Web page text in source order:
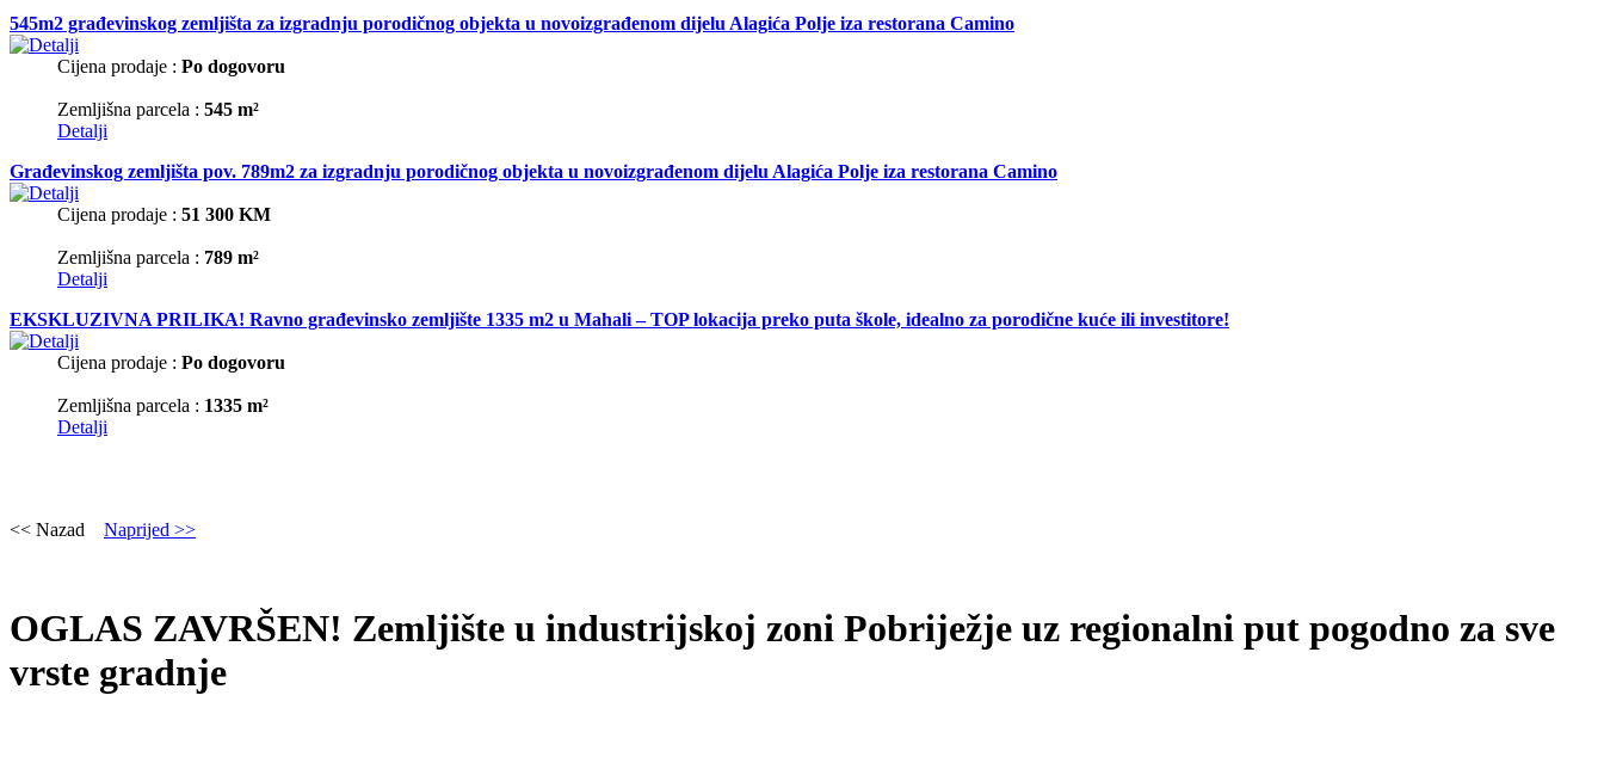
545m2 građevinskog zemljišta za izgradnju porodičnog objekta u novoizgrađenom dijelu Alagića Polje iza restorana Camino
Cijena prodaje : Po dogovoru
Zemljišna parcela : 545 m²
Detalji
Građevinskog zemljišta pov. 789m2 za izgradnju porodičnog objekta u novoizgrađenom dijelu Alagića Polje iza restorana Camino
Cijena prodaje : 51 300 KM
Zemljišna parcela : 789 m²
Detalji
EKSKLUZIVNA PRILIKA! Ravno građevinsko zemljište 1335 m2 u Mahali – TOP lokacija preko puta škole, idealno za porodične kuće ili investitore!
Cijena prodaje : Po dogovoru
Zemljišna parcela : 1335 m²
Detalji
<< Nazad Naprijed >>
OGLAS ZAVRŠEN! Zemljište u industrijskoj zoni Pobriježje uz regionalni put pogodno za sve
vrste gradnje